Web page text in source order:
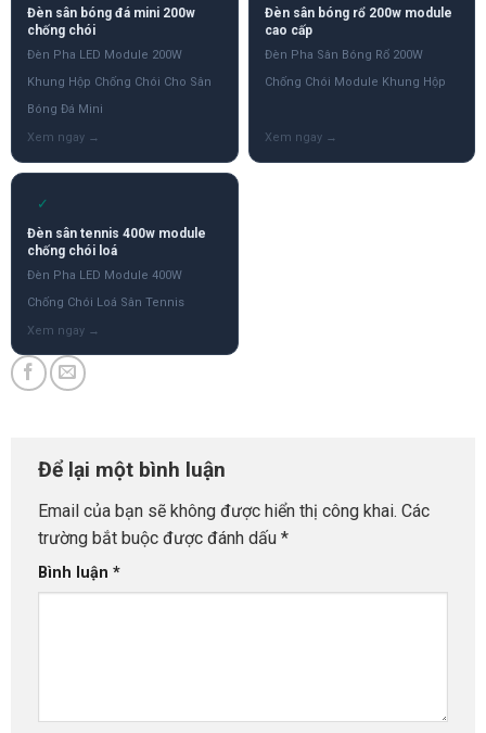
Đèn sân bóng đá mini 200w
chống chói
Đèn Pha LED Module 200W
Khung Hộp Chống Chói Cho Sân
Bóng Đá Mini
Đèn sân bóng rổ 200w module
cao cấp
Đèn Pha Sân Bóng Rổ 200W
Chống Chói Module Khung Hộp
✓
Đèn sân tennis 400w module
chống chói loá
Đèn Pha LED Module 400W
Chống Chói Loá Sân Tennis
Để lại một bình luận
Email của bạn sẽ không được hiển thị công khai. Các
trường bắt buộc được đánh dấu *
Bình luận *